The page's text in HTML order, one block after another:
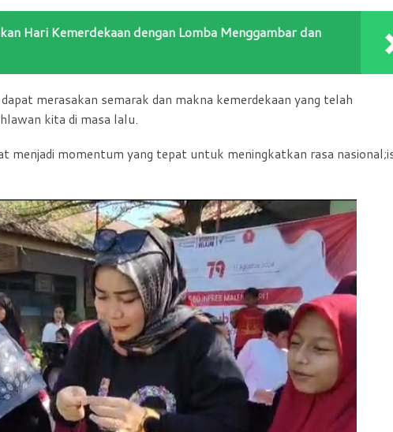
Hari Kemerdekaan dengan Lomba Menggambar dan
merasakan semarak dan makna kemerdekaan yang telah
kita di masa lalu.
menjadi momentum yang tepat untuk meningkatkan rasa